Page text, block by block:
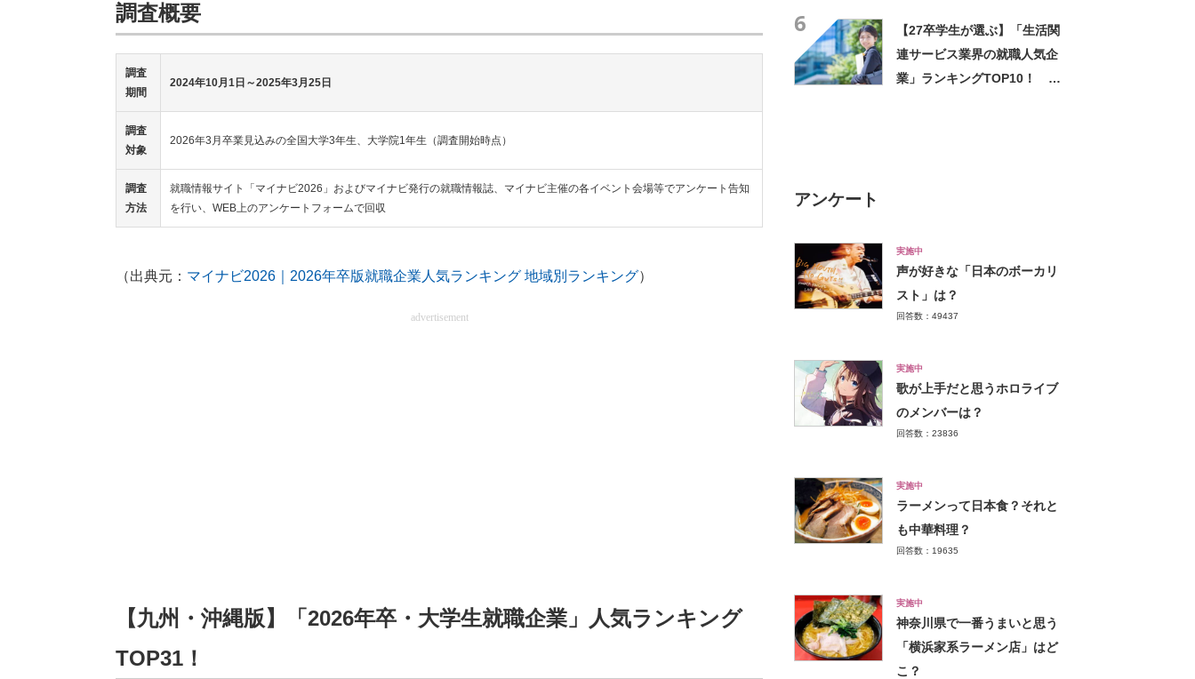
調査概要
調査
期間
2024年10月1日～2025年3月25日
調査
対象
2026年3月卒業見込みの全国大学3年生、大学院1年生（調査開始時点）
調査
方法
就職情報サイト「マイナビ2026」およびマイナビ発行の就職情報誌、マイナビ主催の各イベント会場等でアンケート告知
を行い、WEB上のアンケートフォームで回収
（出典元： マイナビ2026｜2026年卒版就職企業人気ランキング 地域別ランキング）
advertisement
【九州・沖縄版】「2026年卒・大学生就職企業」人気ランキング
TOP31！
6
【27卒学生が選ぶ】「生活関
連サービス業界の就職人気企
業」ランキングTOP10！ 第
アンケート
実施中
声が好きな「日本のボーカリ
スト」は？
回答数：49437
実施中
歌が上手だと思うホロライブ
のメンバーは？
回答数：23836
実施中
ラーメンって日本食？それと
も中華料理？
回答数：19635
実施中
神奈川県で一番うまいと思う
「横浜家系ラーメン店」はど
こ？